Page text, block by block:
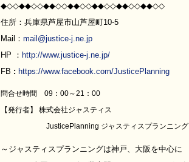
◆◇◇◆◆◇◇◆◆◇◇◆◆◇◇◆◆◇◇◆◆◇◇◆◆◇◇
住所：兵庫県芦屋市山芦屋町10-5
Mail： mail@justice-j.ne.jp
HP ： http://www.justice-j.ne.jp/
FB : https://www.facebook.com/JusticePlanning
問合せ時間 09：00～21：00
【発行者】 株式会社ジャスティス
JusticePlanning ジャスティスプランニング
～ジャスティスプランニングは神戸、大阪を中心に